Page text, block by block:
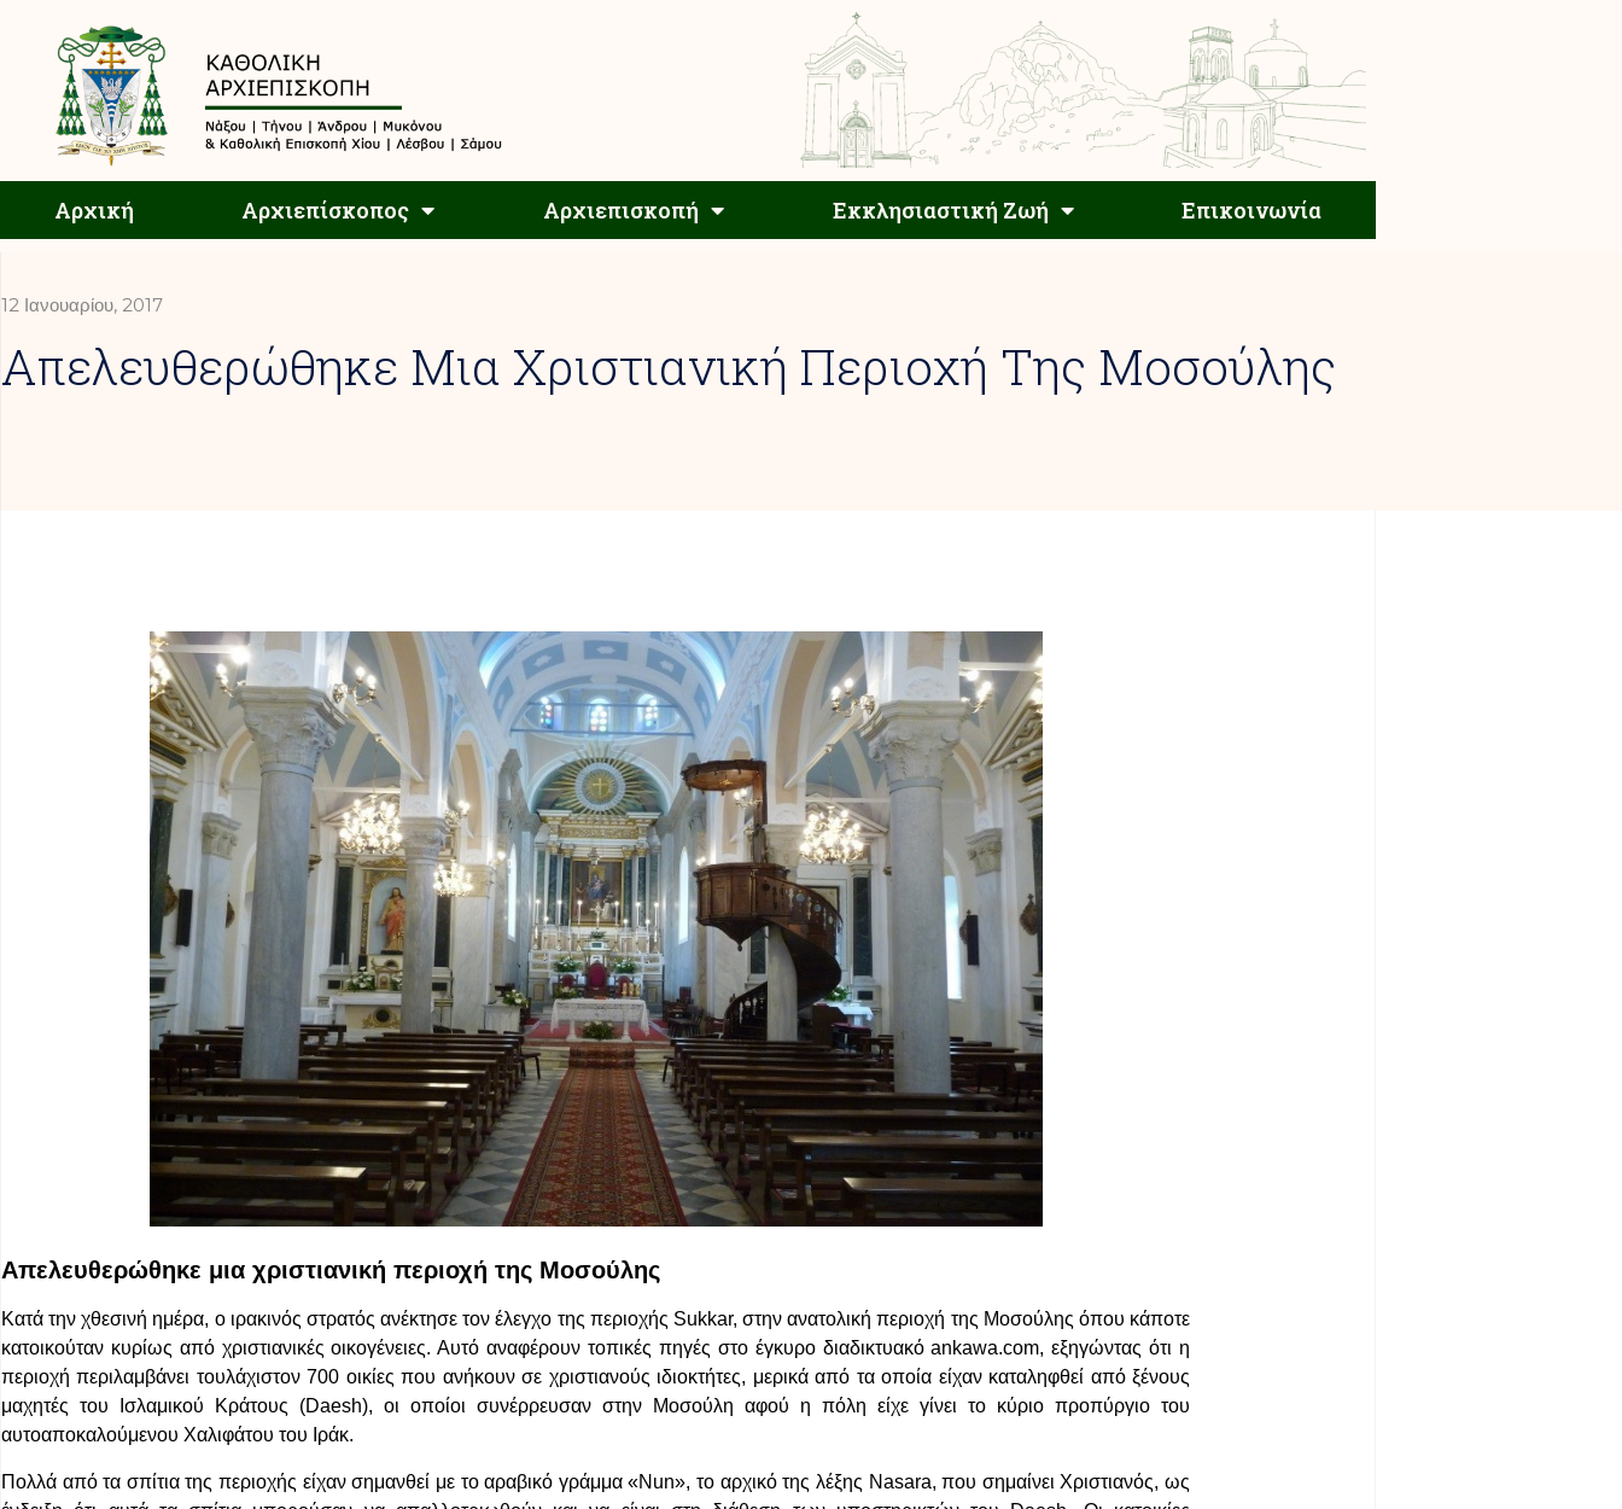
Αρχική Αρχιεπίσκοπος Αρχιεπισκοπή Εκκλησιαστική Ζωή Επικοινωνία
Αρχιεπισκοπή Εκκλησιαστική Ζωή Επικοινωνία
12 Ιανουαρίου, 2017
Απελευθερώθηκε Μια Χριστιανική Περιοχή Της Μοσούλης
Απελευθερώθηκε μια χριστιανική περιοχή της Μοσούλης
Κατά την χθεσινή ημέρα, ο ιρακινός στρατός ανέκτησε τον έλεγχο της περιοχής Sukkar, στην ανατολική περιοχή της Μοσούλης όπου κάποτε
κατοικούταν κυρίως από χριστιανικές οικογένειες. Αυτό αναφέρουν τοπικές πηγές στο έγκυρο διαδικτυακό ankawa.com, εξηγώντας ότι η
περιοχή περιλαμβάνει τουλάχιστον 700 οικίες που ανήκουν σε χριστιανούς ιδιοκτήτες, μερικά από τα οποία είχαν καταληφθεί από ξένους
μαχητές του Ισλαμικού Κράτους (Daesh), οι οποίοι συνέρρευσαν στην Μοσούλη αφού η πόλη είχε γίνει το κύριο προπύργιο του
αυτοαποκαλούμενου Χαλιφάτου του Ιράκ.
Πολλά από τα σπίτια της περιοχής είχαν σημανθεί με το αραβικό γράμμα «Nun», το αρχικό της λέξης Nasara, που σημαίνει Χριστιανός, ως